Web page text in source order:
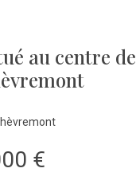
au centre de
€